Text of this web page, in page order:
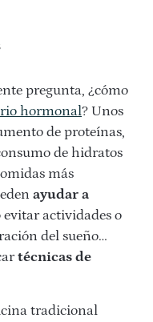
pregunta, ¿cómo
hormonal? Unos
de proteínas,
de hidratos
más
ayudar a
evitar actividades o
del sueño…
técnicas de
tradicional